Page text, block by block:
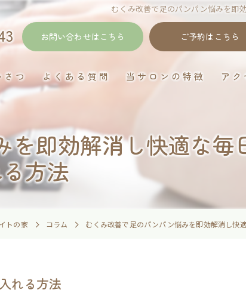
むくみ改善で足のパンパン悩みを即
お問い合わせはこちら ご予約はこちら
つ よくある質問 当サロンの特徴
ゴットクリーナー
イネイト活性
アク
を即効解消し快適な毎
方法
トの家 コラム むくみ改善で足のパンパン悩みを即効解消し快
れる方法